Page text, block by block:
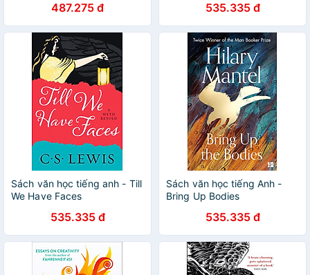
487.275 đ 535.335 đ
Sách văn học tiếng anh - Till
We Have Faces
535.335 đ
Sách văn học tiếng Anh -
Bring Up Bodies
535.335 đ